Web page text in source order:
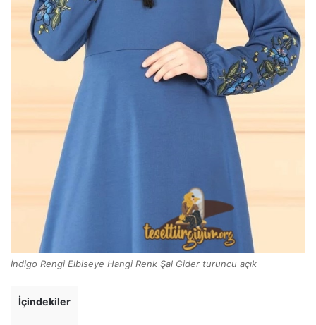
İndigo Rengi Elbiseye Hangi Renk Şal Gider turuncu açık
İçindekiler